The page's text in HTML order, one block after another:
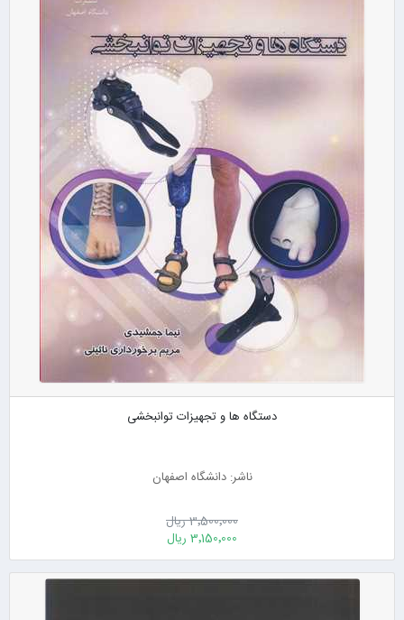
دستگاه ها و تجهیزات توانبخشی
ناشر: دانشگاه اصفهان
3٬500٬000 ریال
3٬150٬000 ریال